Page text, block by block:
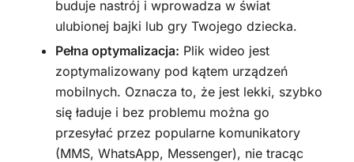
buduje nastrój i wprowadza w świat
ulubionej bajki lub gry Twojego dziecka.
Pełna optymalizacja: Plik wideo jest
zoptymalizowany pod kątem urządzeń
mobilnych. Oznacza to, że jest lekki, szybko
się ładuje i bez problemu można go
przesyłać przez popularne komunikatory
(MMS, WhatsApp, Messenger), nie tracąc